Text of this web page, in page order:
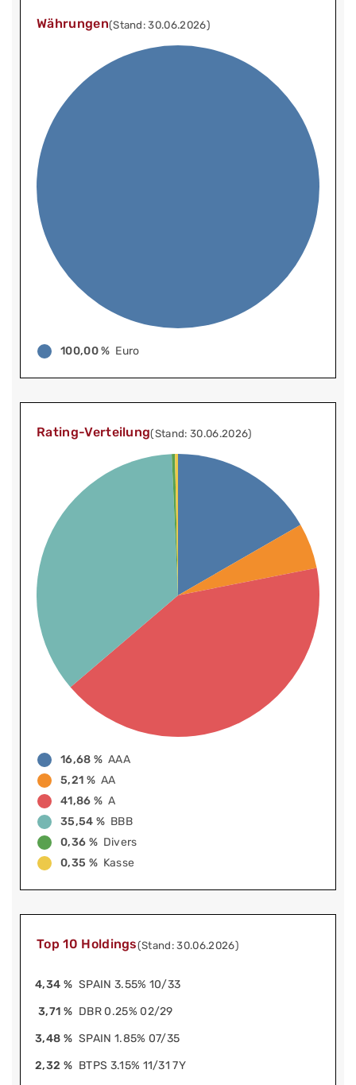
Währungen(Stand: 30.06.2026)
100,00 % Euro
Rating-Verteilung(Stand: 30.06.2026)
16,68 % AAA
5,21 % AA
41,86 % A
35,54 % BBB
0,36 % Divers
0,35 % Kasse
Top 10 Holdings(Stand: 30.06.2026)
4,34 % SPAIN 3.55% 10/33
3,71 % DBR 0.25% 02/29
3,48 % SPAIN 1.85% 07/35
2,32 % BTPS 3.15% 11/31 7Y